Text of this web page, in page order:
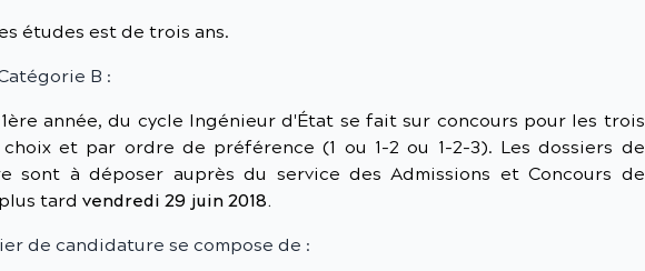
études est de trois ans.
B :
1ère année, du cycle Ingénieur d'État se fait sur concours pour les trois
et par ordre de préférence (1 ou 1-2 ou 1-2-3). Les dossiers de
sont à déposer auprès du service des Admissions et Concours de
tard vendredi 29 juin 2018.
de candidature se compose de :